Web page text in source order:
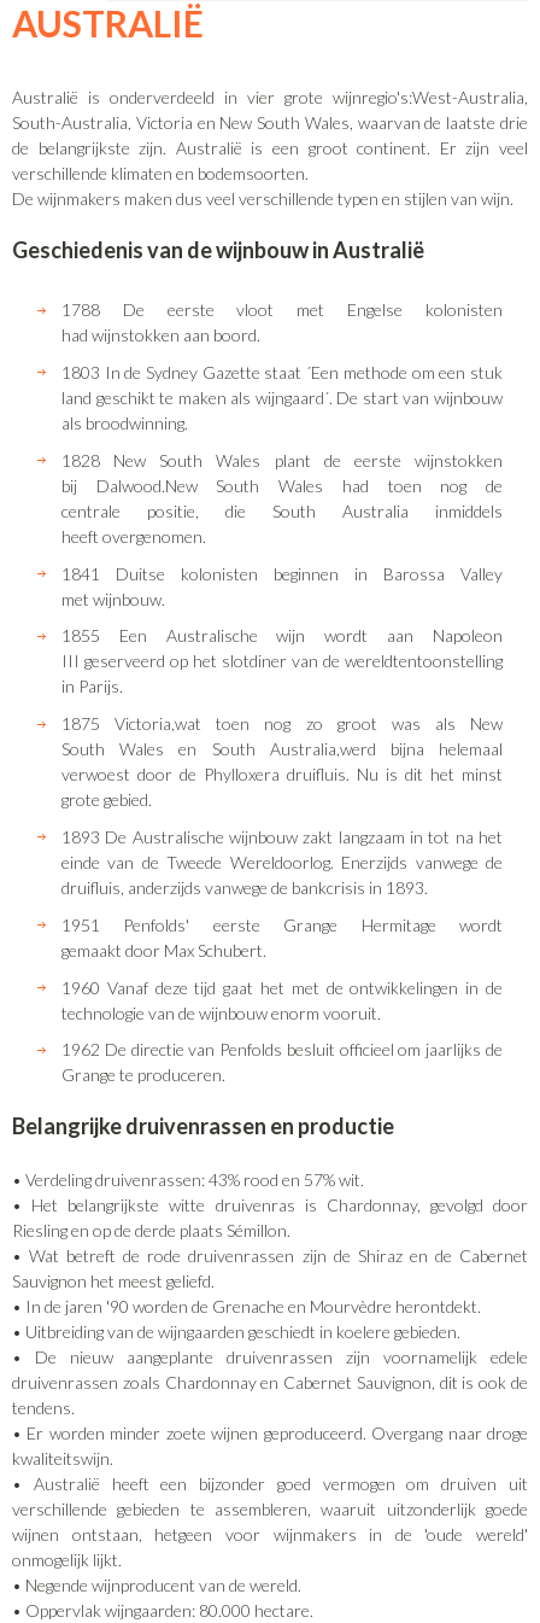
AUSTRALIË
Australië is onderverdeeld in vier grote wijnregio's:West-Australia,
South-Australia, Victoria en New South Wales, waarvan de laatste drie
de belangrijkste zijn. Australië is een groot continent. Er zijn veel
verschillende klimaten en bodemsoorten.
De wijnmakers maken dus veel verschillende typen en stijlen van wijn.
Geschiedenis van de wijnbouw in Australië
1788 De eerste vloot met Engelse kolonisten
had wijnstokken aan boord.
1803 In de Sydney Gazette staat ´Een methode om een stuk
land geschikt te maken als wijngaard´. De start van wijnbouw
als broodwinning.
1828 New South Wales plant de eerste wijnstokken
bij Dalwood.New South Wales had toen nog de
centrale positie, die South Australia inmiddels
heeft overgenomen.
1841 Duitse kolonisten beginnen in Barossa Valley
met wijnbouw.
1855 Een Australische wijn wordt aan Napoleon
III geserveerd op het slotdiner van de wereldtentoonstelling
in Parijs.
1875 Victoria,wat toen nog zo groot was als New
South Wales en South Australia,werd bijna helemaal
verwoest door de Phylloxera druifluis. Nu is dit het minst
grote gebied.
1893 De Australische wijnbouw zakt langzaam in tot na het
einde van de Tweede Wereldoorlog. Enerzijds vanwege de
druifluis, anderzijds vanwege de bankcrisis in 1893.
1951 Penfolds' eerste Grange Hermitage wordt
gemaakt door Max Schubert.
1960 Vanaf deze tijd gaat het met de ontwikkelingen in de
technologie van de wijnbouw enorm vooruit.
1962 De directie van Penfolds besluit officieel om jaarlijks de
Grange te produceren.
Belangrijke druivenrassen en productie
• Verdeling druivenrassen: 43% rood en 57% wit.
• Het belangrijkste witte druivenras is Chardonnay, gevolgd door
Riesling en op de derde plaats Sémillon.
• Wat betreft de rode druivenrassen zijn de Shiraz en de Cabernet
Sauvignon het meest geliefd.
• In de jaren '90 worden de Grenache en Mourvèdre herontdekt.
• Uitbreiding van de wijngaarden geschiedt in koelere gebieden.
• De nieuw aangeplante druivenrassen zijn voornamelijk edele
druivenrassen zoals Chardonnay en Cabernet Sauvignon, dit is ook de
tendens.
• Er worden minder zoete wijnen geproduceerd. Overgang naar droge
kwaliteitswijn.
• Australië heeft een bijzonder goed vermogen om druiven uit
verschillende gebieden te assembleren, waaruit uitzonderlijk goede
wijnen ontstaan, hetgeen voor wijnmakers in de 'oude wereld'
onmogelijk lijkt.
• Negende wijnproducent van de wereld.
• Oppervlak wijngaarden: 80.000 hectare.